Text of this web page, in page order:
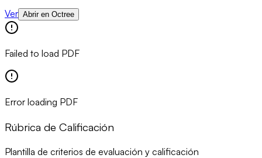
Ver Abrir en Octree
Failed to load PDF
Error loading PDF
Rúbrica de Calificación
Plantilla de criterios de evaluación y calificación